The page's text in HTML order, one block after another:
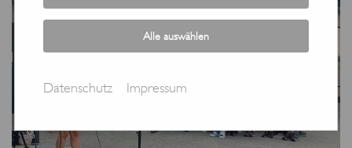
Alle auswählen
Datenschutz Impressum